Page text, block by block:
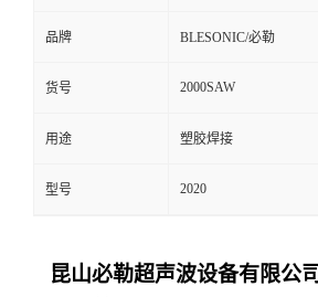
品牌 BLESONIC/必勒
货号 2000SAW
用途 塑胶焊接
型号 2020
昆山必勒超声波设备有限公司